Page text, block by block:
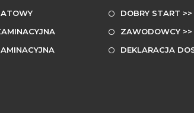
DOBRY START >>
ZAWODOWCY >>
DEKLARACJA